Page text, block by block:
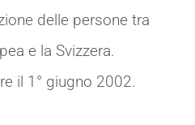
delle persone tra
e la Svizzera.
il 1° giugno 2002.